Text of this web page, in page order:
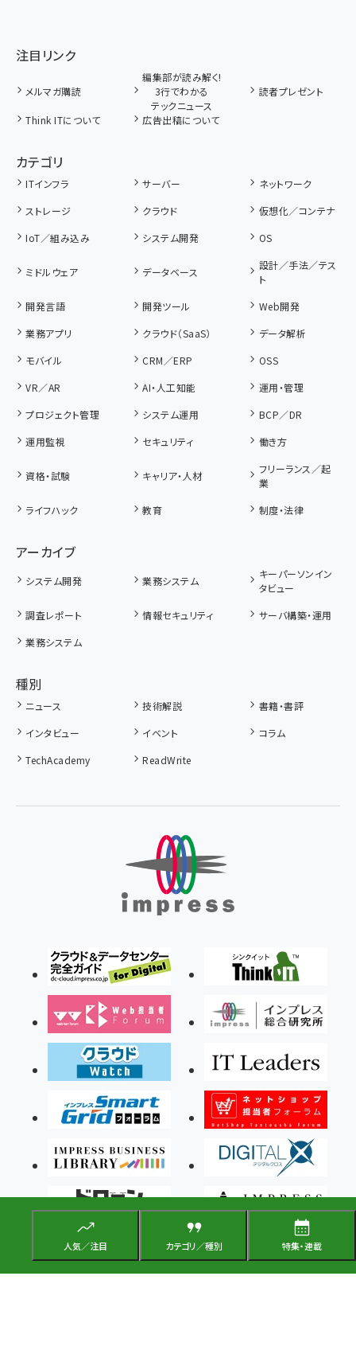
人気／注目 カテゴリ／種別 特集・連載
注目リンク
メルマガ購読
編集部が読み解く!
3行でわかる
テックニュース
読者プレゼント
Think ITについて 広告出稿について
カテゴリ
ITインフラ サーバー
ネットワーク
ストレージ
クラウド
仮想化／コンテナ
IoT／組み込み
システム開発 OS
ミドルウェア データベース
設計／手法／テス
ト
開発言語
開発ツール
Web開発
業務アプリ
クラウド（SaaS）
データ解析
モバイル
CRM／ERP
OSS
VR／AR
AI・人工知能
運用・管理
プロジェクト管理
システム運用
BCP／DR
運用監視
セキュリティ 働き方
資格・試験 キャリア・人材
フリーランス／起
業
ライフハック
教育 制度・法律
アーカイブ
システム開発 業務システム
キーパーソンイン
タビュー
調査レポート
情報セキュリティ
サーバ構築・運用
業務システム
種別
ニュース 技術解説
書籍・書評
インタビュー
イベント
コラム
TechAcademy
ReadWrite